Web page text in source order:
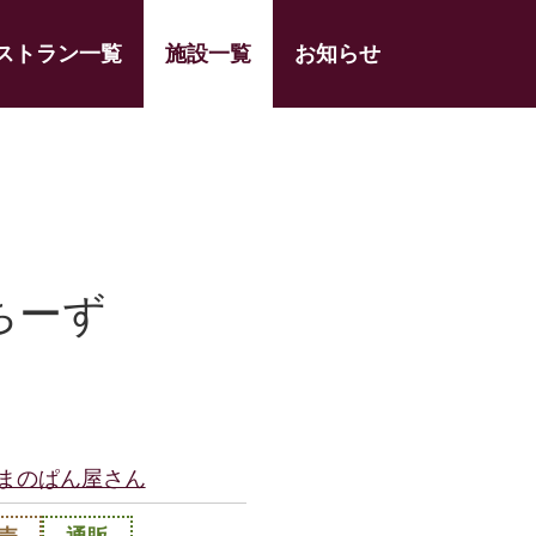
トラン一覧 施設一覧 お知らせ
ーず
のぱん屋さん